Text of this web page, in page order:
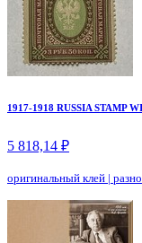
1917-1918 RUSSIA STAMP
5 818,14 ₽
оригинальный клей |